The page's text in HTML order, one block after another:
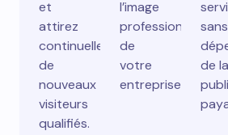
et
attirez
continuellement
de
nouveaux
visiteurs
qualifiés.
l’image
professionnelle
de
votre
entreprise.
sans
de la